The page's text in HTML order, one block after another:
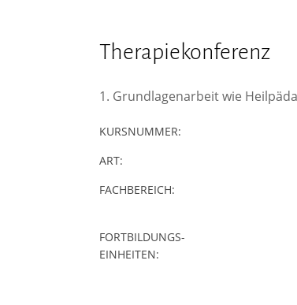
Therapiekonferenz
1. Grundlagenarbeit wie
KURSNUMMER:
ART:
FACHBEREICH:
FORTBILDUNGS-
EINHEITEN: